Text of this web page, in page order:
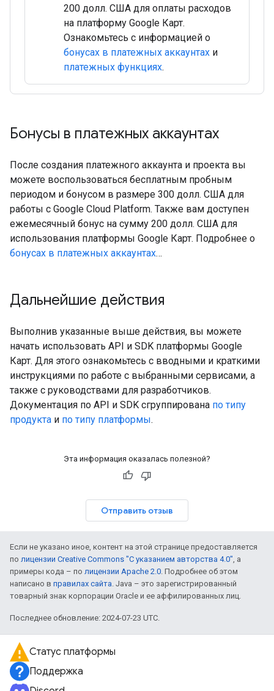
200 долл. США для оплаты расходов
на платформу Google Карт.
Ознакомьтесь с информацией о
бонусах в платежных аккаунтах и
платежных функциях.
Бонусы в платежных аккаунтах
После создания платежного аккаунта и проекта вы
можете воспользоваться бесплатным пробным
периодом и бонусом в размере 300 долл. США для
работы с Google Cloud Platform. Также вам доступен
ежемесячный бонус на сумму 200 долл. США для
использования платформы Google Карт. Подробнее о
бонусах в платежных аккаунтах…
Дальнейшие действия
Выполнив указанные выше действия, вы можете
начать использовать API и SDK платформы Google
Карт. Для этого ознакомьтесь с вводными и краткими
инструкциями по работе с выбранными сервисами, а
также с руководствами для разработчиков.
Документация по API и SDK сгруппирована по типу
продукта и по типу платформы.
Эта информация оказалась полезной?
Отправить отзыв
Если не указано иное, контент на этой странице предоставляется
по лицензии Creative Commons "С указанием авторства 4.0", а
примеры кода – по лицензии Apache 2.0. Подробнее об этом
написано в правилах сайта. Java – это зарегистрированный
товарный знак корпорации Oracle и ее аффилированных лиц.
Последнее обновление: 2024-07-23 UTC.
Статус платформы
Поддержка